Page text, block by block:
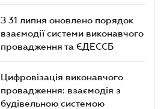
З 31 липня оновлено порядок
взаємодії системи виконавчого
провадження та ЄДЕССБ
Цифровізація виконавчого
провадження: взаємодія з
будівельною системою